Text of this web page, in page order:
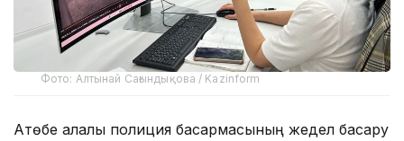
Фото: Алтынай Сағындықова / Kazinform
Ақтөбе қалалық полиция басқармасының жедел басқару